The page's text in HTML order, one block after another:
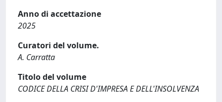
Anno di accettazione
2025
Curatori del volume.
A. Carratta
Titolo del volume
CODICE DELLA CRISI D'IMPRESA E DELL'INSOLVENZA